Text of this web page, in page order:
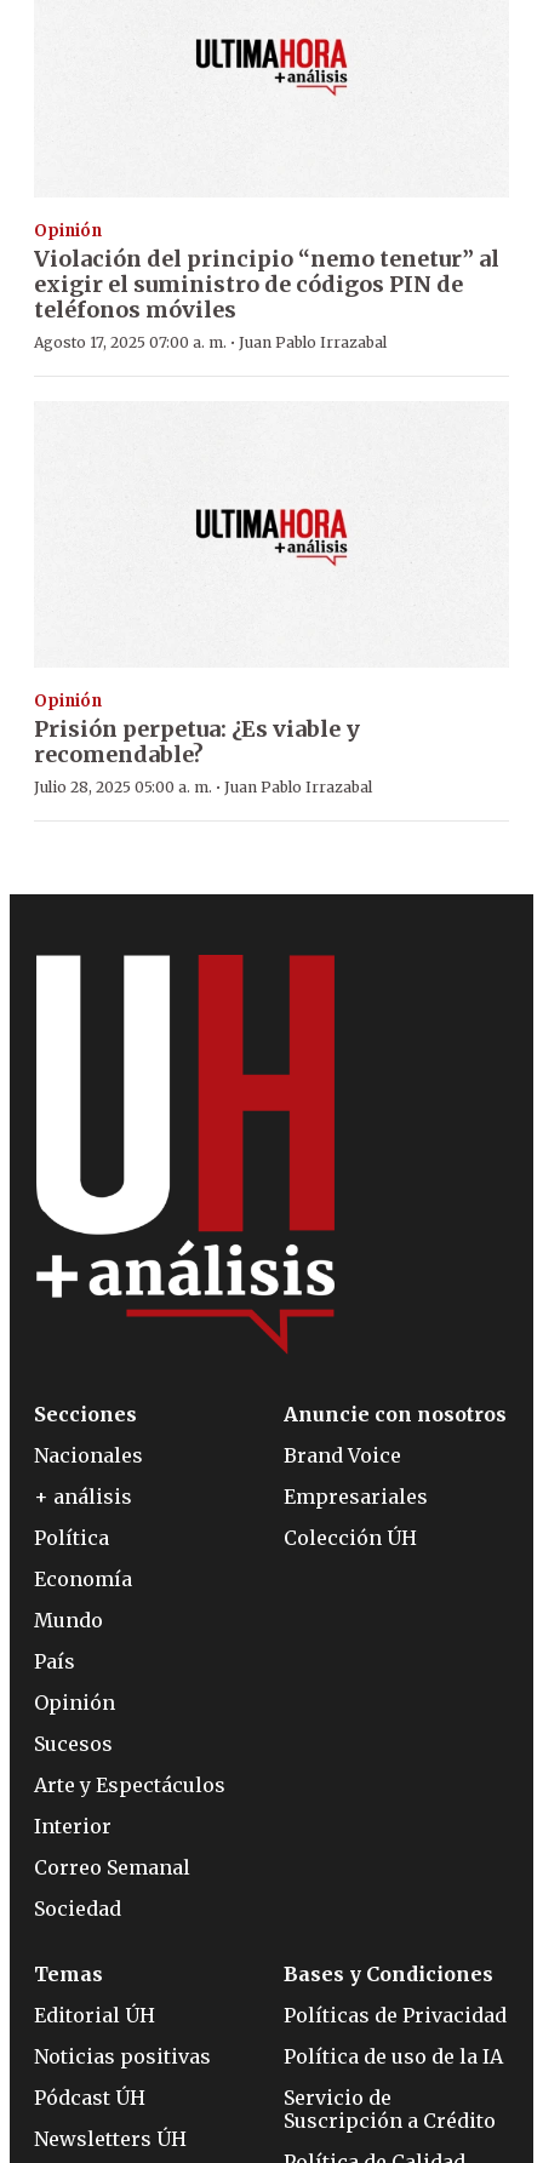
Opinión
Violación del principio “nemo tenetur” al
exigir el suministro de códigos PIN de
teléfonos móviles
Agosto 17, 2025 07:00 a. m. · Juan Pablo Irrazabal
Opinión
Prisión perpetua: ¿Es viable y
recomendable?
Julio 28, 2025 05:00 a. m. · Juan Pablo Irrazabal
Secciones
Nacionales
+ análisis
Política
Economía
Mundo
País
Opinión
Sucesos
Arte y Espectáculos
Interior
Correo Semanal
Sociedad
Anuncie con nosotros
Brand Voice
Empresariales
Colección ÚH
Temas
Editorial ÚH
Noticias positivas
Pódcast ÚH
Newsletters ÚH
Bases y Condiciones
Políticas de Privacidad
Política de uso de la IA
Servicio de
Suscripción a Crédito